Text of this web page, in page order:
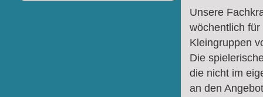
Unsere
wöchentlich
Kleingruppen
Die
die nicht im
an den